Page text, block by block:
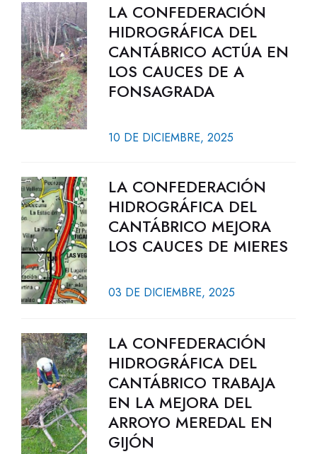
LA CONFEDERACIÓN
HIDROGRÁFICA DEL
CANTÁBRICO ACTÚA EN
LOS CAUCES DE A
FONSAGRADA
10 DE DICIEMBRE, 2025
LA CONFEDERACIÓN
HIDROGRÁFICA DEL
CANTÁBRICO MEJORA
LOS CAUCES DE MIERES
03 DE DICIEMBRE, 2025
LA CONFEDERACIÓN
HIDROGRÁFICA DEL
CANTÁBRICO TRABAJA
EN LA MEJORA DEL
ARROYO MEREDAL EN
GIJÓN